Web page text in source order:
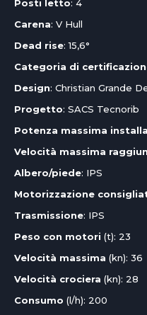
Posti letto: 4
Carena: V Hull
Dead rise: 15,6°
Categoria di
Design: Christian Grande
Progetto: SACS Tecnorib
Potenza massima
Velocità massima
Albero/piede: IPS
Motorizzazione
Trasmissione: IPS
Peso con motori (t): 23
Velocità massima (kn): 36
Velocità crociera (kn): 28
Consumo (l/h): 200